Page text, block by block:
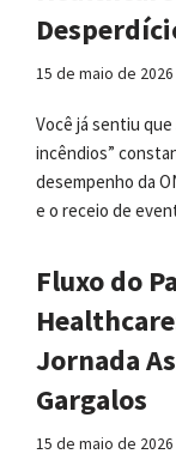
15 de maio de 2026
Você já sentiu
incêndios”
desempenho da
e o receio de
Fluxo do
Jornada
Gargalos
15 de maio de 2026